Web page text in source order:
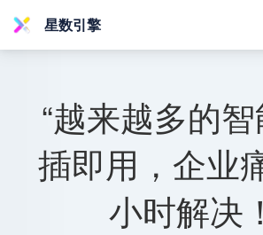
星数引擎
“越来越多的
插即用，企业
小时解决